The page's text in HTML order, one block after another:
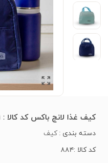
کیف غذا لانچ باکس کد کالا : ۲۲۱۰۱
دسته بندی :کیف
کد کالا :۸۸۴